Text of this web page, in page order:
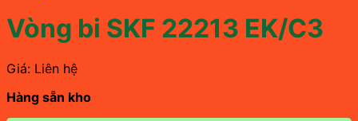
Vòng bi SKF 22213 EK/C3
Giá: Liên hệ
Hàng sẵn kho